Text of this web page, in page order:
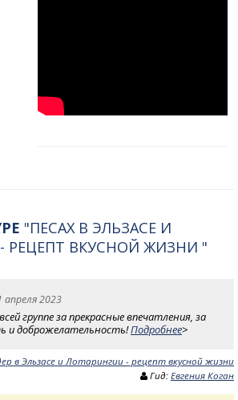
"ПЕСАХ В ЭЛЬЗАСЕ И
РЕЦЕПТ ВКУСНОЙ ЖИЗНИ "
апреля 2023
группе за прекрасные впечатления, за
и доброжелательность!Подробнее>
в Эльзасе и Лотарингии - рецепт вкусной жизни
Гид: Евгения Коган